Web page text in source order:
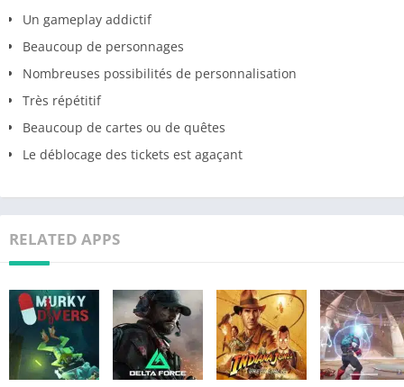
Un gameplay addictif
Beaucoup de personnages
Nombreuses possibilités de personnalisation
Très répétitif
Beaucoup de cartes ou de quêtes
Le déblocage des tickets est agaçant
RELATED APPS